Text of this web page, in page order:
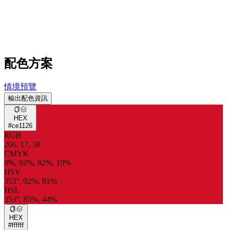
配色方案
情境預覽
輸出配色資訊
HEX
#ce1126
RGB
206, 17, 38
CMYK
0%, 92%, 82%, 19%
HSV
353°, 92%, 81%
HSL
353°, 85%, 44%
HEX
#ffffff